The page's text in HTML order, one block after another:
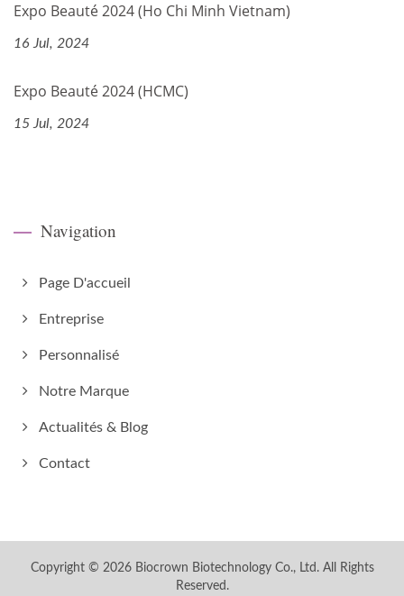
Expo Beauté 2024 (Ho Chi Minh Vietnam)
16 Jul, 2024
Expo Beauté 2024 (HCMC)
15 Jul, 2024
Navigation
Page D'accueil
Entreprise
Personnalisé
Notre Marque
Actualités & Blog
Contact
Copyright © 2026 Biocrown Biotechnology Co., Ltd.All Rights
Reserved.